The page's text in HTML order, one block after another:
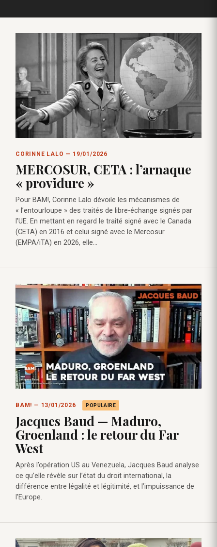
CORINNE LALO — 19/01/2026
MERCOSUR, CETA : l’arnaque
« providure »
Pour BAM!, Corinne Lalo dévoile les mécanismes de
« l’entourloupe » des traités de libre-échange signés par
l’UE. En mettant en regard le traité signé avec le Canada
(CETA) en 2016 et celui signé avec le Mercosur
(EMPA/iTA) en 2026, elle…
BAM! — 13/01/2026 POPULAIRE
Jacques Baud — Maduro,
Groenland : le retour du Far
West
Après l’opération US au Venezuela, Jacques Baud analyse
ce qu’elle révèle sur l’état du droit international, la
différence entre légalité et légitimité, et l’impuissance de
l’Europe.